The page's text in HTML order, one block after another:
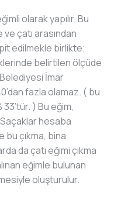
olarak yapılır. Bu
çatı arasından
edilmekle birlikte;
belirtilen ölçüde
İmar
fazla olamaz. ( bu
) Bu eğim,
hesaba
bu çıkma, bina
da çatı eğimi çıkma
eğimle bulunan
oluşturulur.